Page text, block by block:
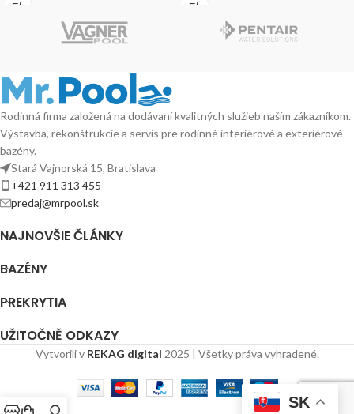
Rodinná firma založená na dodávaní kvalitných služieb naším zákazníkom.
Výstavba, rekonštrukcie a servis pre rodinné interiérové a exteriérové
bazény.
Stará Vajnorská 15, Bratislava
+421 911 313 455
predaj@mrpool.sk
NAJNOVŠIE ČLÁNKY
BAZÉNY
PREKRYTIA
UŽITOČNĚ ODKAZY
Vytvorili v REKAG digital 2025 | Všetky práva vyhradené.
SK